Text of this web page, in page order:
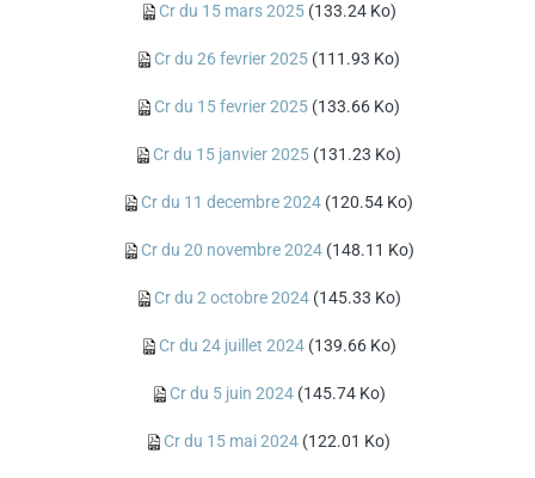
Cr du 15 mars 2025(133.24 Ko)
Cr du 26 fevrier 2025 (111.93 Ko)
Cr du 15 fevrier 2025 (133.66 Ko)
Cr du 15 janvier 2025 (131.23 Ko)
Cr du 11 decembre 2024 (120.54 Ko)
Cr du 20 novembre 2024(148.11 Ko)
Cr du 2 octobre 2024(145.33 Ko)
Cr du 24 juillet 2024(139.66 Ko)
Cr du 5 juin 2024(145.74 Ko)
Cr du 15 mai 2024 (122.01 Ko)